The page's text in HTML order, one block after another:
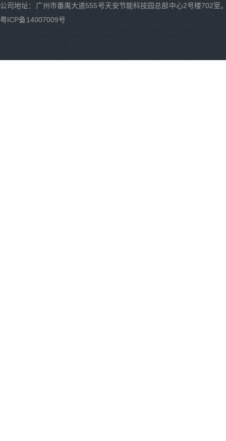
公司地址：广州市番禺大道555号天安节能科技园总部中心2号楼702室
粤ICP备14007009号